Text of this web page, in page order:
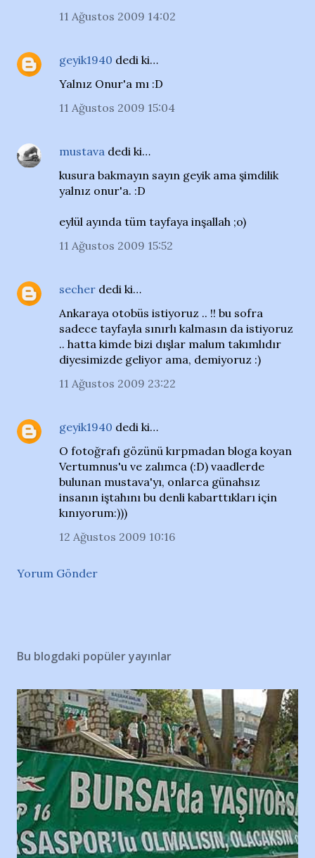
11 Ağustos 2009 14:02
geyik1940 dedi ki…
Yalnız Onur'a mı :D
11 Ağustos 2009 15:04
mustava dedi ki…
kusura bakmayın sayın geyik ama şimdilik
yalnız onur'a. :D
eylül ayında tüm tayfaya inşallah ;o)
11 Ağustos 2009 15:52
secher dedi ki…
Ankaraya otobüs istiyoruz .. !! bu sofra
sadece tayfayla sınırlı kalmasın da istiyoruz
.. hatta kimde bizi dışlar malum takımlıdır
diyesimizde geliyor ama, demiyoruz :)
11 Ağustos 2009 23:22
geyik1940 dedi ki…
O fotoğrafı gözünü kırpmadan bloga koyan
Vertumnus'u ve zalımca (:D) vaadlerde
bulunan mustava'yı, onlarca günahsız
insanın iştahını bu denli kabarttıkları için
kınıyorum:)))
12 Ağustos 2009 10:16
Yorum Gönder
Bu blogdaki popüler yayınlar